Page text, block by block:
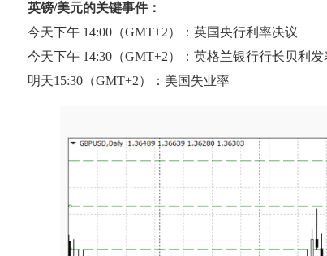
英镑/美元的关键事件：
今天下午 14:00（GMT+2）：英国央行利率决议
今天下午 14:30（GMT+2）：英格兰银行行长贝利发
明天15:30（GMT+2）：美国失业率